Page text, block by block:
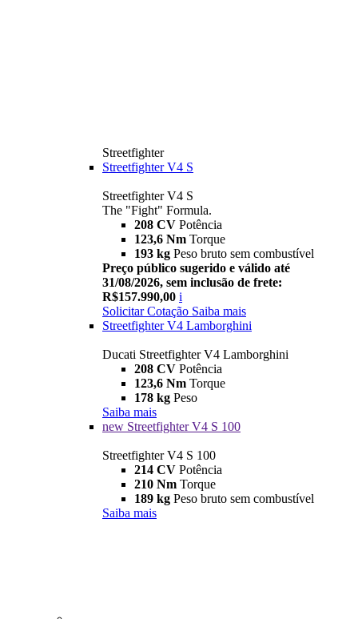
Streetfighter
Streetfighter V4 S
Streetfighter V4 S
The "Fight" Formula.
208 CV Potência
123,6 Nm Torque
193 kg Peso bruto sem combustível
Preço público sugerido e válido até
31/08/2026, sem inclusão de frete:
R$157.990,00 i
Solicitar Cotação Saiba mais
Streetfighter V4 Lamborghini
Ducati Streetfighter V4 Lamborghini
208 CV Potência
123,6 Nm Torque
178 kg Peso
Saiba mais
new Streetfighter V4 S 100
Streetfighter V4 S 100
214 CV Potência
210 Nm Torque
189 kg Peso bruto sem combustível
Saiba mais